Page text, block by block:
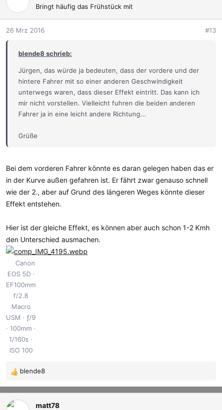
Bringt häufig das Frühstück mit
26 Mrz 2016 #13
blende8 schrieb:
Jürgen, das würde ja bedeuten, dass der vordere und der
hintere Fahrer mit so einer anderen Geschwindigkeit
unterwegs waren, dass dieser Effekt eintritt. Das kann ich
mir nicht vorstellen. Vielleicht fuhren die beiden anderen
Fahrer ja in eine leicht andere Richtung...
Grüße
Bei dem vorderen Fahrer könnte es daran gelegen haben das er
in der Kurve außen gefahren ist. Er fährt zwar genauso schnell
wie der 2., aber auf Grund des längeren Weges könnte dieser
Effekt entstehen.
Hier ist der gleiche Effekt, es können aber auch schon 1-2 Kmh
den Unterschied ausmachen.
Canon
EOS 5D
EF100mm
f/2.8
Macro
USM
ƒ/9
100mm
1/160s
ISO 100
R
e
a
k
blende8
matt78